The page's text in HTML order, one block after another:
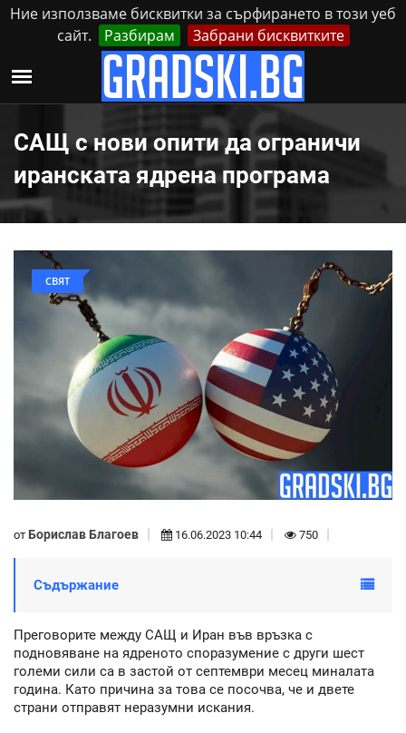
Ние използваме бисквитки за сърфирането в този уеб
сайт.
Разбирам Забрани бисквитките
Четвъртък, 6 Август, 2026 Реклама Контакти
САЩ с нови опити да ограничи
иранската ядрена програма
СВЯТ
от Борислав Благоев 16.06.2023 10:44 750
Съдържание
Преговорите между САЩ и Иран във връзка с
подновяване на ядреното споразумение с други шест
големи сили са в застой от септември месец миналата
година. Като причина за това се посочва, че и двете
страни отправят неразумни искания.